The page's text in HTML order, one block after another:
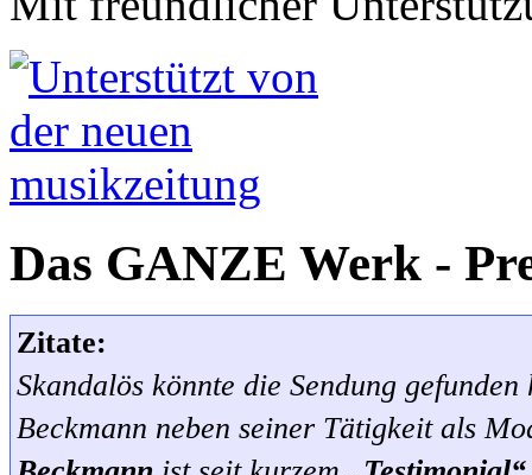
Das GANZE Werk -
Zitate:
Skandalös könnte die Sendung
Beckmann neben seiner Tätigkeit als